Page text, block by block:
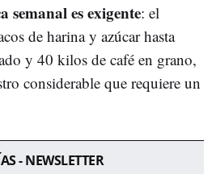
semanal es exigente: el
de harina y azúcar hasta
y 40 kilos de café en grano,
considerable que requiere un
- NEWSLETTER